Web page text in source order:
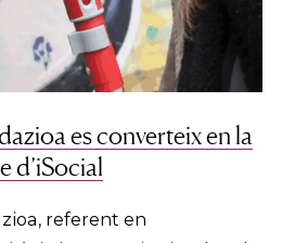
es converteix en la
d’iSocial
referent en